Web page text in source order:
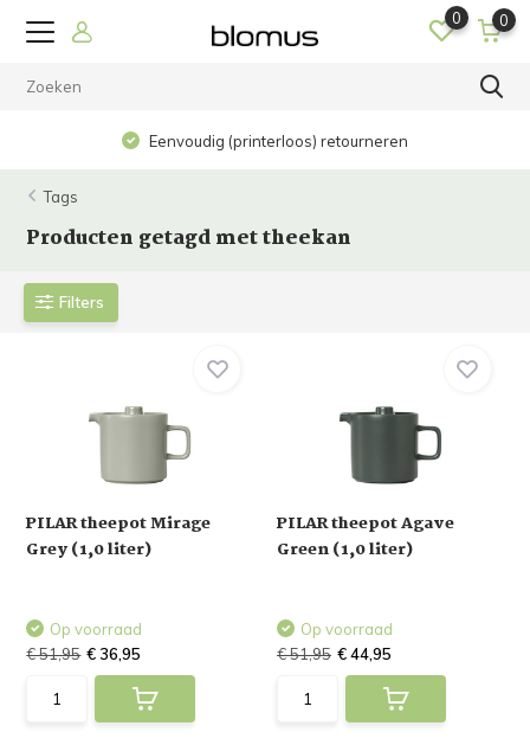
0 0
Eenvoudig (printerloos) retourneren
Tags
Producten getagd met theekan
Filters
PILAR theepot Mirage
Grey (1,0 liter)
Op voorraad
€ 51,95 € 36,95
PILAR theepot Agave
Green (1,0 liter)
Op voorraad
€ 51,95 € 44,95